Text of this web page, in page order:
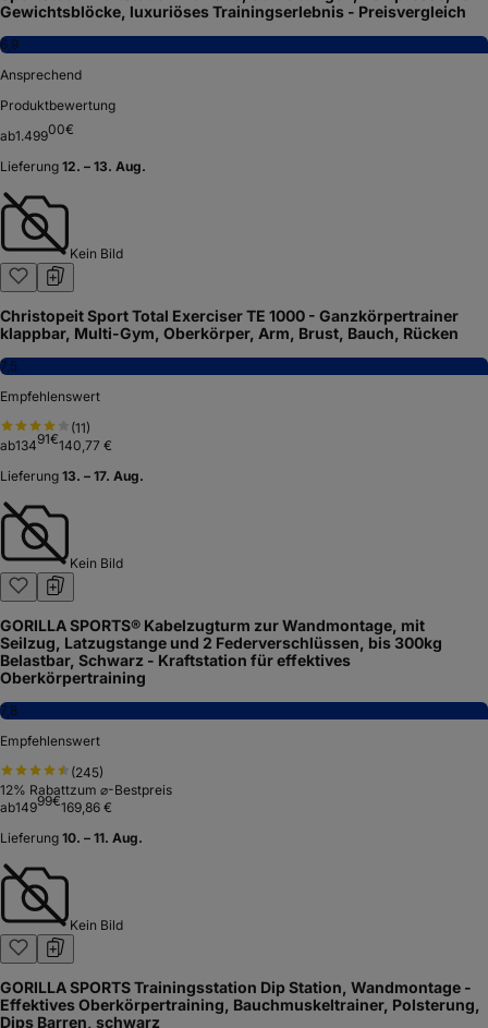
Gewichtsblöcke, luxuriöses Trainingserlebnis - Preisvergleich
6,9
Ansprechend
Produktbewertung
ab1.49900€
Lieferung 12. – 13. Aug.
Kein Bild
Christopeit Sport Total Exerciser TE 1000 - Ganzkörpertrainer
klappbar, Multi-Gym, Oberkörper, Arm, Brust, Bauch, Rücken
7,5
Empfehlenswert
(11)
ab13491€140,77 €
Lieferung 13. – 17. Aug.
Kein Bild
GORILLA SPORTS® Kabelzugturm zur Wandmontage, mit
Seilzug, Latzugstange und 2 Federverschlüssen, bis 300kg
Belastbar, Schwarz - Kraftstation für effektives
Oberkörpertraining
7,8
Empfehlenswert
(245)
12% Rabattzum ⌀-Bestpreis
ab14999€169,86 €
Lieferung 10. – 11. Aug.
Kein Bild
GORILLA SPORTS Trainingsstation Dip Station, Wandmontage -
Effektives Oberkörpertraining, Bauchmuskeltrainer, Polsterung,
Dips Barren, schwarz